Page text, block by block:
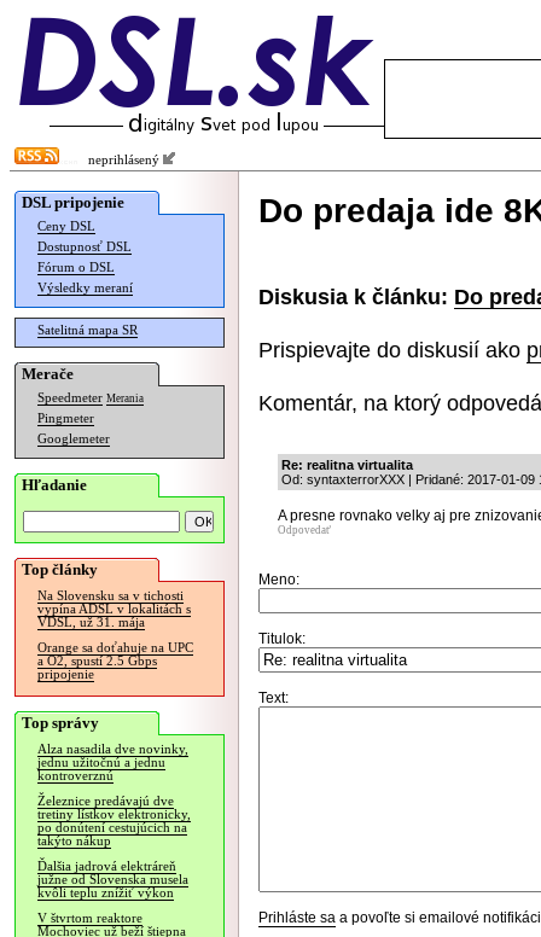
neprihlásený
DSL pripojenie
Ceny DSL
Dostupnosť DSL
Fórum o DSL
Výsledky meraní
Satelitná mapa SR
Merače
Speedmeter Merania
Pingmeter
Googlemeter
Hľadanie
Top články
Na Slovensku sa v tichosti
vypína ADSL v lokalitách s
VDSL, už 31. mája
Orange sa doťahuje na UPC
a O2, spustí 2.5 Gbps
pripojenie
Top správy
Alza nasadila dve novinky,
jednu užitočnú a jednu
kontroverznú
Železnice predávajú dve
tretiny lístkov elektronicky,
po donútení cestujúcich na
takýto nákup
Ďalšia jadrová elektráreň
južne od Slovenska musela
kvôli teplu znížiť výkon
V štvrtom reaktore
Mochoviec už beží štiepna
Do predaja ide
Diskusia k článku: Do
Prispievajte do diskusií ako
Komentár, na ktorý
Re: realitna virtualita
Od: syntaxterrorXXX | Pridané: 2017-01-09
A presne rovnako velky aj pre
Odpovedať
Meno:
Titulok:
Text:
Prihláste sa a povoľte si emailové